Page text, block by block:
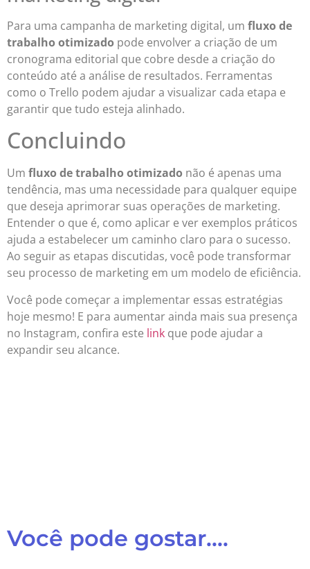
Para uma campanha de marketing digital, um fluxo de
trabalho otimizado pode envolver a criação de um
cronograma editorial que cobre desde a criação do
conteúdo até a análise de resultados. Ferramentas
como o Trello podem ajudar a visualizar cada etapa e
garantir que tudo esteja alinhado.
Concluindo
Um fluxo de trabalho otimizado não é apenas uma
tendência, mas uma necessidade para qualquer equipe
que deseja aprimorar suas operações de marketing.
Entender o que é, como aplicar e ver exemplos práticos
ajuda a estabelecer um caminho claro para o sucesso.
Ao seguir as etapas discutidas, você pode transformar
seu processo de marketing em um modelo de eficiência.
Você pode começar a implementar essas estratégias
hoje mesmo! E para aumentar ainda mais sua presença
no Instagram, confira este link que pode ajudar a
expandir seu alcance.
Você pode gostar....